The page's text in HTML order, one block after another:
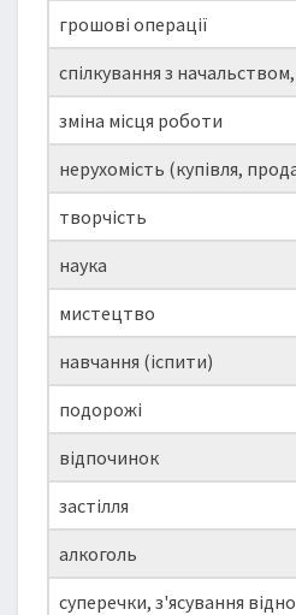
грошові операції
спілкування з
зміна місця роботи
нерухомість (купівля,
творчість
наука
мистецтво
навчання (іспити)
подорожі
відпочинок
застілля
алкоголь
суперечки, з'ясування